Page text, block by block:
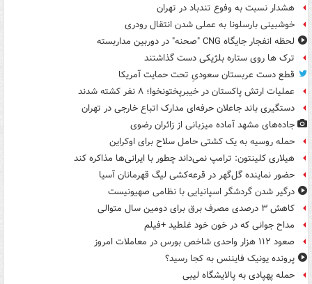
هشدار نسبت به وفوع تندباد در تهران
خوشبینی بارسلونا به عملی شدن انتقال رودری
لحظه انفجار جایگاه CNG "صحنه" در دوربین مداربسته
ترک ها روی ستاره بلژیکی دست گذاشتند
قطع دست عربستان سعودیِ تحت حمایت آمریکا
عملیات ارتش پاکستان در خیبرپختونخوا؛ ۸ نفر کشته شدند
دستگیری باند جاعلان حرفه‌ای مدارک اتباع خارجی در تهران
جاده‌های مشهد آماده میزبانی از زائران رضوی
حمله روسیه به یک کشتی حامل سلاح برای اوکراین
هیلاری کلینتون: ترامپ نمی‌داند چطور با ایرانی‌ها مذاکره کند
حضور نماینده گل‌گهر در قرعه‌کشی لیگ قهرمانان آسیا
درگیر شدن گردشگر اسپانیایی با نظامی صهیونیست
کاهش ۳ درصدی مصرف برق برای دومین سال متوالی
مداح جوانی که در خون خود غلطید +فیلم
صعود ۱۱۲ هزار واحدی شاخص بورس در معاملات امروز
پرونده یونیک فایننس به کجا رسید؟
حمله پهپادی به پالایشگاه لیبی